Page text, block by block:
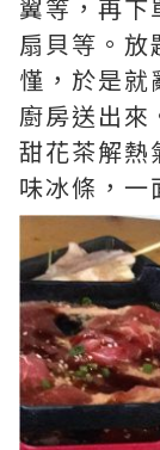
翼等，再下
扇貝等。放
慬，於是就
廚房送出來
甜花茶解熱
味冰條，一